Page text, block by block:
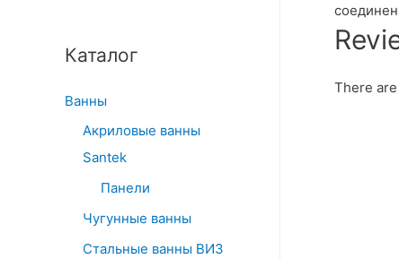
Каталог
Ванны
Акриловые ванны
Santek
Панели
Чугунные ванны
Стальные ванны ВИЗ
There